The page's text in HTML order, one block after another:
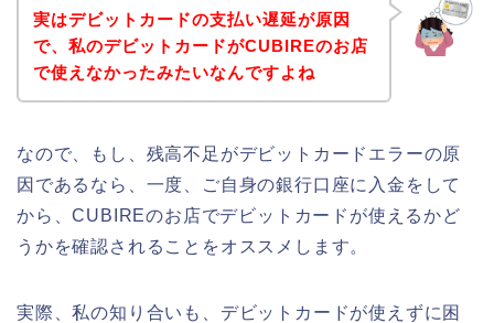
実はデビットカードの支払い遅延が原因
で、私のデビットカードがCUBIREのお店
で使えなかったみたいなんですよね
なので、もし、残高不足がデビットカードエラーの原
因であるなら、一度、ご自身の銀行口座に入金をして
から、CUBIREのお店でデビットカードが使えるかど
うかを確認されることをオススメします。
実際、私の知り合いも、デビットカードが使えずに困